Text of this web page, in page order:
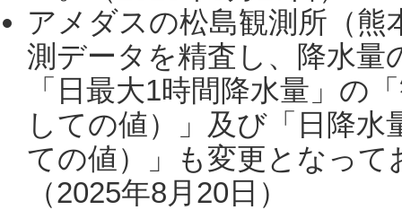
アメダスの松島観測所（熊
測データを精査し、降水
「日最大1時間降水量」の
しての値）」及び「日降
ての値）」も変更となっ
（2025年8月20日）